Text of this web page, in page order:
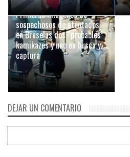
MARZO 22, 2016
Primeras imágenes de
sospechosos de atentados
en Bruselas dos “probables”
kamikazes y uno en busca y
captura
DEJAR UN COMENTARIO